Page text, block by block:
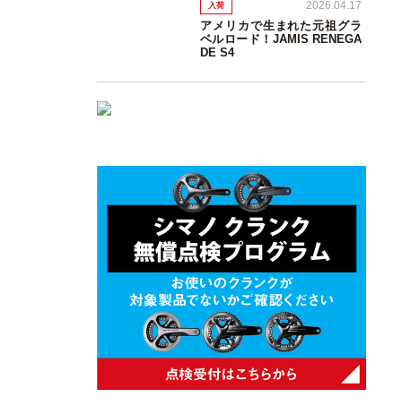
入荷 2026.04.17
アメリカで生まれた元祖グラ
ベルロード！JAMIS RENEGA
DE S4